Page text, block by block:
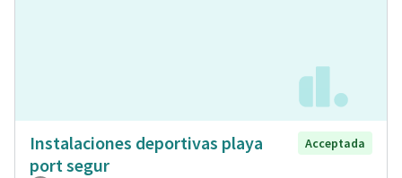
Instalaciones deportivas playa
port segur
Acceptada